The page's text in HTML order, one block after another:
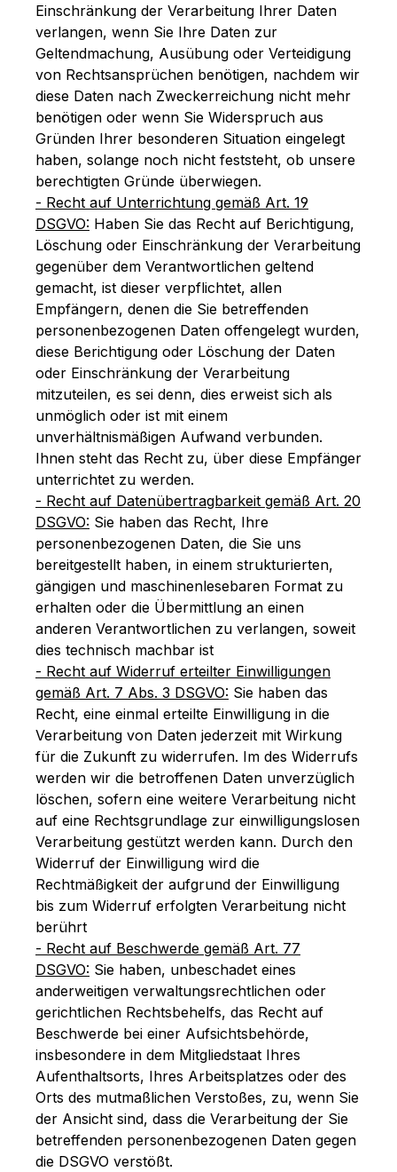
Einschränkung der Verarbeitung Ihrer Daten
verlangen, wenn Sie Ihre Daten zur
Geltendmachung, Ausübung oder Verteidigung
von Rechtsansprüchen benötigen, nachdem wir
diese Daten nach Zweckerreichung nicht mehr
benötigen oder wenn Sie Widerspruch aus
Gründen Ihrer besonderen Situation eingelegt
haben, solange noch nicht feststeht, ob unsere
berechtigten Gründe überwiegen.
- Recht auf Unterrichtung gemäß Art. 19
DSGVO: Haben Sie das Recht auf Berichtigung,
Löschung oder Einschränkung der Verarbeitung
gegenüber dem Verantwortlichen geltend
gemacht, ist dieser verpflichtet, allen
Empfängern, denen die Sie betreffenden
personenbezogenen Daten offengelegt wurden,
diese Berichtigung oder Löschung der Daten
oder Einschränkung der Verarbeitung
mitzuteilen, es sei denn, dies erweist sich als
unmöglich oder ist mit einem
unverhältnismäßigen Aufwand verbunden.
Ihnen steht das Recht zu, über diese Empfänger
unterrichtet zu werden.
- Recht auf Datenübertragbarkeit gemäß Art. 20
DSGVO: Sie haben das Recht, Ihre
personenbezogenen Daten, die Sie uns
bereitgestellt haben, in einem strukturierten,
gängigen und maschinenlesebaren Format zu
erhalten oder die Übermittlung an einen
anderen Verantwortlichen zu verlangen, soweit
dies technisch machbar ist
- Recht auf Widerruf erteilter Einwilligungen
gemäß Art. 7 Abs. 3 DSGVO: Sie haben das
Recht, eine einmal erteilte Einwilligung in die
Verarbeitung von Daten jederzeit mit Wirkung
für die Zukunft zu widerrufen. Im des Widerrufs
werden wir die betroffenen Daten unverzüglich
löschen, sofern eine weitere Verarbeitung nicht
auf eine Rechtsgrundlage zur einwilligungslosen
Verarbeitung gestützt werden kann. Durch den
Widerruf der Einwilligung wird die
Rechtmäßigkeit der aufgrund der Einwilligung
bis zum Widerruf erfolgten Verarbeitung nicht
berührt
- Recht auf Beschwerde gemäß Art. 77
DSGVO: Sie haben, unbeschadet eines
anderweitigen verwaltungsrechtlichen oder
gerichtlichen Rechtsbehelfs, das Recht auf
Beschwerde bei einer Aufsichtsbehörde,
insbesondere in dem Mitgliedstaat Ihres
Aufenthaltsorts, Ihres Arbeitsplatzes oder des
Orts des mutmaßlichen Verstoßes, zu, wenn Sie
der Ansicht sind, dass die Verarbeitung der Sie
betreffenden personenbezogenen Daten gegen
die DSGVO verstößt.